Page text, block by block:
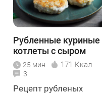
Рубленные куриные
котлеты c сыром
25 мин 171 Ккал
3
Рецепт рубленых